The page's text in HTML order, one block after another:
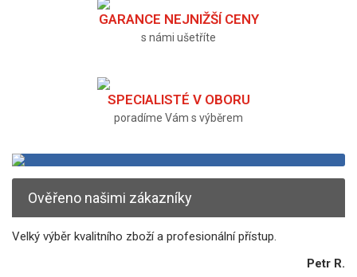
GARANCE NEJNIŽŠÍ CENY
s námi ušetříte
SPECIALISTÉ V OBORU
poradíme Vám s výběrem
Ověřeno našimi zákazníky
Velký výběr kvalitního zboží a profesionální přístup.
Petr R.